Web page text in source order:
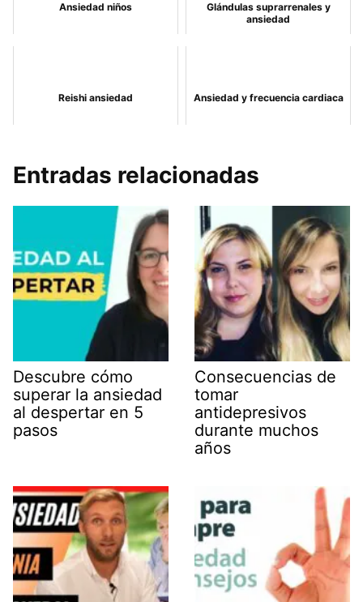
Ansiedad niños
Glándulas suprarrenales y
ansiedad
Reishi ansiedad Ansiedad y frecuencia cardiaca
Entradas relacionadas
Descubre cómo
superar la ansiedad
al despertar en 5
pasos
Consecuencias de
tomar
antidepresivos
durante muchos
años